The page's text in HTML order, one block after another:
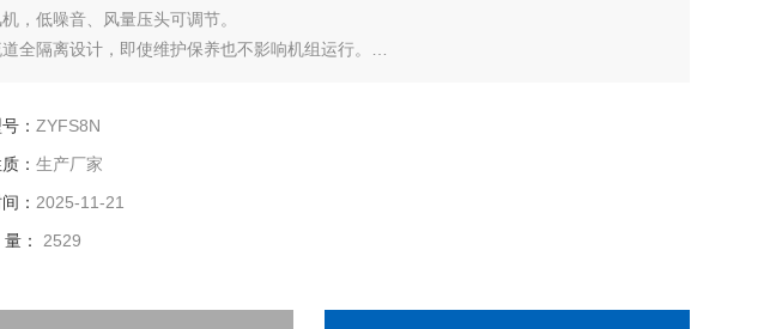
，低噪音、风量压头可调节。
全隔离设计，即使维护保养也不影响机组运行。
发器采用A字型结构布局，气流组织合理，换热*，节能*。
： ZYFS8N
： 生产厂家
： 2025-11-21
： 2529